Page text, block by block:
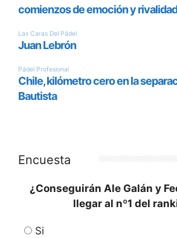
Encuesta
¿Conseguirán Ale Galán y
llegar al nº1 del
Si